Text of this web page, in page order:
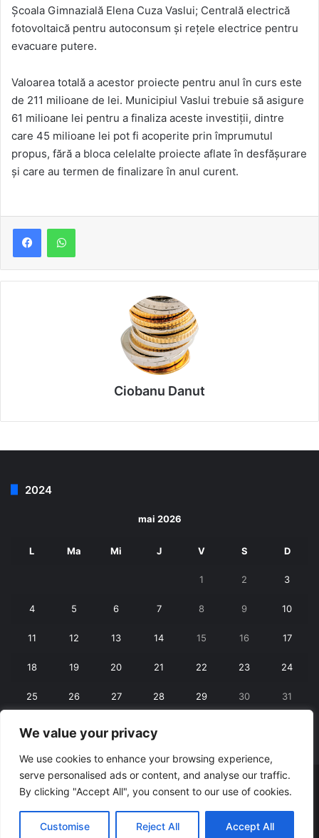
We value your privacy
We use cookies to enhance your browsing experience,
serve personalised ads or content, and analyse our traffic.
By clicking "Accept All", you consent to our use of cookies.
Customise Reject All Accept All
Școala Gimnazială Elena Cuza Vaslui; Centrală electrică
fotovoltaică pentru autoconsum și rețele electrice pentru
evacuare putere.
Valoarea totală a acestor proiecte pentru anul în curs este
de 211 milioane de lei. Municipiul Vaslui trebuie să asigure
61 milioane lei pentru a finaliza aceste investiții, dintre
care 45 milioane lei pot fi acoperite prin împrumutul
propus, fără a bloca celelalte proiecte aflate în desfășurare
și care au termen de finalizare în anul curent.
Ciobanu Danut
2024
mai 2026
L Ma Mi J V S D
1 2 3
4 5 6 7 8 9 10
11 12 13 14 15 16 17
18 19 20 21 22 23 24
25 26 27 28 29 30 31
« apr. iun. »
© Copyright 2026, All Rights Reserved | RexNet
Facebook